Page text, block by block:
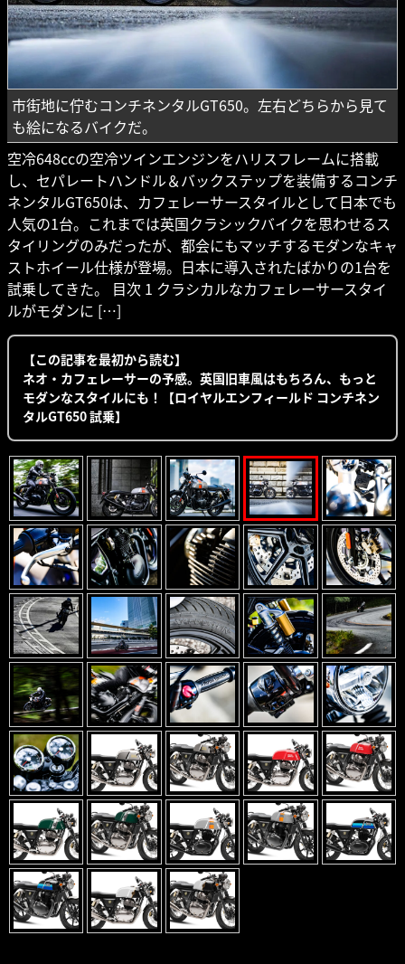
市街地に佇むコンチネンタルGT650。左右どちらから見て
も絵になるバイクだ。
空冷648ccの空冷ツインエンジンをハリスフレームに搭載
し、セパレートハンドル＆バックステップを装備するコンチ
ネンタルGT650は、カフェレーサースタイルとして日本でも
人気の1台。これまでは英国クラシックバイクを思わせるス
タイリングのみだったが、都会にもマッチするモダンなキャ
ストホイール仕様が登場。日本に導入されたばかりの1台を
試乗してきた。 目次 1 クラシカルなカフェレーサースタイ
ルがモダンに […]
【この記事を最初から読む】
ネオ・カフェレーサーの予感。英国旧車風はもちろん、もっと
モダンなスタイルにも！【ロイヤルエンフィールド コンチネン
タルGT650 試乗】